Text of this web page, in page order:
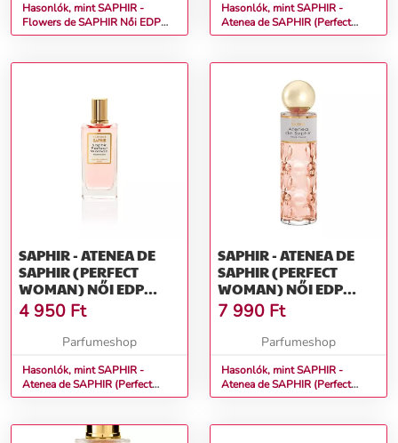
Hasonlók, mint SAPHIR -
Flowers de SAPHIR Női EDP
Méret: 200 ml
Hasonlók, mint SAPHIR -
Atenea de SAPHIR (Perfect
Woman) Női EDP Méret: 30 ml
SAPHIR - ATENEA DE
SAPHIR (PERFECT
WOMAN) NŐI EDP
MÉRET: 50 ML
4 950 Ft
Parfumeshop
Hasonlók, mint SAPHIR -
Atenea de SAPHIR (Perfect
Woman) Női EDP Méret: 50 ml
SAPHIR - ATENEA DE
SAPHIR (PERFECT
WOMAN) NŐI EDP
MÉRET: 200 ML
7 990 Ft
Parfumeshop
Hasonlók, mint SAPHIR -
Atenea de SAPHIR (Perfect
Woman) Női EDP Méret: 200 ml